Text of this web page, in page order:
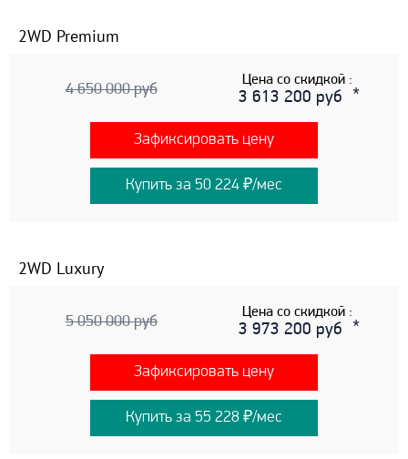
2WD Premium
4 650 000 руб
Цена со скидкой :
3 613 200 руб
Зафиксировать цену
Купить за 50 224 ₽/мес
2WD Luxury
5 050 000 руб
Цена со скидкой :
3 973 200 руб
Зафиксировать цену
Купить за 55 228 ₽/мес